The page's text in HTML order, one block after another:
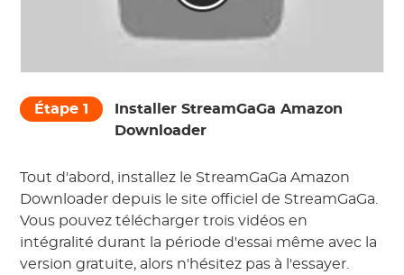
Étape 1
Installer StreamGaGa Amazon
Downloader
Tout d'abord, installez le StreamGaGa Amazon
Downloader depuis le site officiel de StreamGaGa.
Vous pouvez télécharger trois vidéos en
intégralité durant la période d'essai même avec la
version gratuite, alors n'hésitez pas à l'essayer.